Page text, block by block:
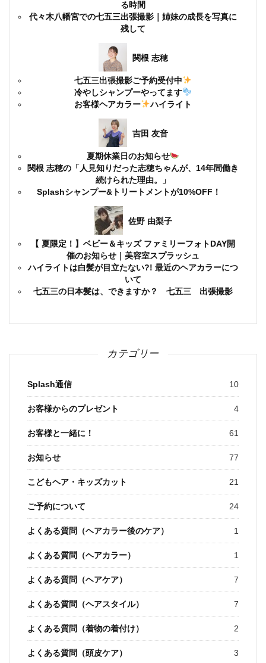
る時間
代々木八幡宮での七五三出張撮影｜姉妹の成長を写真に
残して
関根 志穂
七五三出張撮影ご予約受付中
冷やしシャンプーやってます
お客様ヘアカラー
ハイライト
吉田 友音
夏期休業日のお知らせ
関根 志穂の「人見知りだった志穂ちゃんが、14年間働き
続けられた理由。」
Splashシャンプー&トリートメントが10%OFF！
佐野 由梨子
【 夏限定！】ベビー＆キッズ ファミリーフォトDAY開
催のお知らせ｜美容室スプラッシュ
ハイライトは白髪が目立たない?! 最近のヘアカラーにつ
いて
七五三の日本髪は、できますか？ 七五三 出張撮影
カテゴリー
Splash通信 10
お客様からのプレゼント 4
お客様と一緒に！ 61
お知らせ 77
こどもヘア・キッズカット 21
ご予約について 24
よくある質問（ヘアカラー後のケア） 1
よくある質問（ヘアカラー） 1
よくある質問（ヘアケア） 7
よくある質問（ヘアスタイル） 7
よくある質問（着物の着付け） 2
よくある質問（頭皮ケア） 3